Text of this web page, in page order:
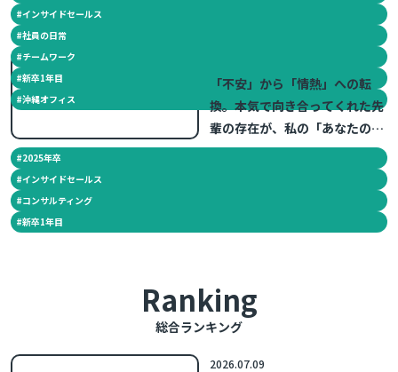
#インサイドセールス
#社員の日常
#チームワーク
#新卒1年目
#沖縄オフィス
「不安」から「情熱」への転
換。本気で向き合ってくれた先
輩の存在が、私の「あなたのた
めに」を加速させた。 ～新卒1
#2025年卒
#インサイドセールス
#コンサルティング
#新卒1年目
Ranking
総合ランキング
2026.07.09